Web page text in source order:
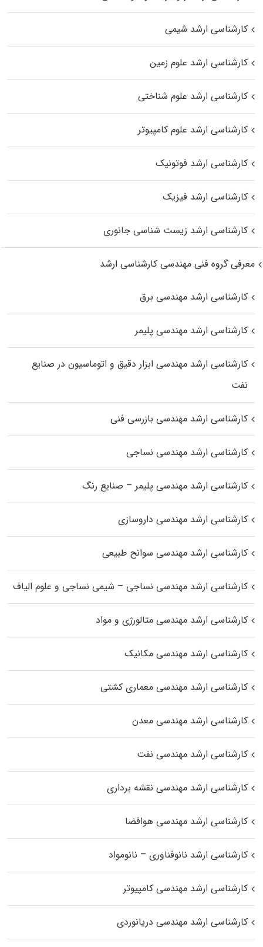
کارشناسی ارشد شیمی
کارشناسی ارشد علوم زمین
کارشناسی ارشد علوم شناختی
کارشناسی ارشد علوم کامپیوتر
کارشناسی ارشد فوتونیک
کارشناسی ارشد فیزیک
کارشناسی ارشد زیست‌ شناسی جانوری
معرفی گروه فنی مهندسی کارشناسی ارشد
کارشناسی ارشد مهندسی برق
کارشناسی ارشد مهندسی پلیمر
کارشناسی ارشد مهندسی ابزار دقیق و اتوماسیون در صنایع
نفت
کارشناسی ارشد مهندسی بازرسی فنی
کارشناسی ارشد مهندسی نساجی
کارشناسی ارشد مهندسی پلیمر – صنایع رنگ
کارشناسی ارشد مهندسی داروسازی
کارشناسی ارشد مهندسی سوانح طبیعی
کارشناسی ارشد مهندسی نساجی – شیمی نساجی و علوم الیاف
کارشناسی ارشد مهندسی متالورژی و مواد
کارشناسی ارشد مهندسی مکانیک
کارشناسی ارشد مهندسی معماری کشتی
کارشناسی ارشد مهندسی معدن
کارشناسی ارشد مهندسی نفت
کارشناسی ارشد مهندسی نقشه برداری
کارشناسی ارشد مهندسی هوافضا
کارشناسی ارشد نانوفناوری – نانومواد
کارشناسی ارشد مهندسی کامپیوتر
کارشناسی ارشد مهندسی دریانوردی